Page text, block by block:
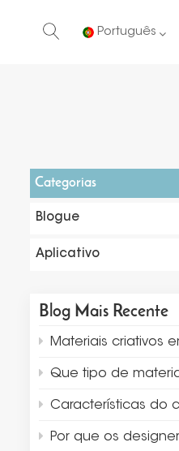
Português
Español
Português
Categorias
Blogue
Aplicativo
Blog Mais Recente
Materiais criativos em PU para exibição e
Que tipo de materiais de revestimento são adequados para embalagens de luxo
Características do couro de camurça
Por que os designers escolhem a microfibra de camurça para a exibição e